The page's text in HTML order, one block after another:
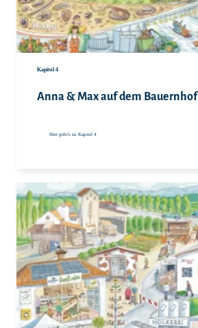
Kapitel 4
Anna & Max auf dem Bauernhof
Hier geht's zu Kapitel 4